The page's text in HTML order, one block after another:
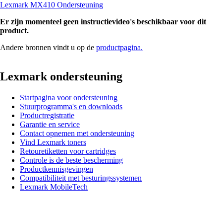
Lexmark MX410 Ondersteuning
Er zijn momenteel geen instructievideo's beschikbaar voor dit
product.
Andere bronnen vindt u op de productpagina.
Lexmark ondersteuning
Startpagina voor ondersteuning
Stuurprogramma's en downloads
Productregistratie
Garantie en service
Contact opnemen met ondersteuning
Vind Lexmark toners
Retouretiketten voor cartridges
Controle is de beste bescherming
Productkennisgevingen
Compatibiliteit met besturingssystemen
Lexmark MobileTech